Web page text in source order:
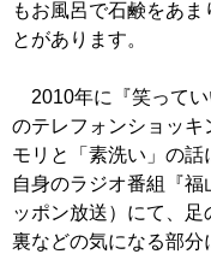
もお風呂で石鹸をあ
とがあります。
2010年に『笑ってい
のテレフォンショッキ
モリと「素洗い」の話
自身のラジオ番組『
ッポン放送）にて、
裏などの気になる部分